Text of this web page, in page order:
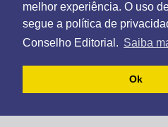
melhor experiência. O uso
segue a política de
Conselho Editorial. Saiba
Ok